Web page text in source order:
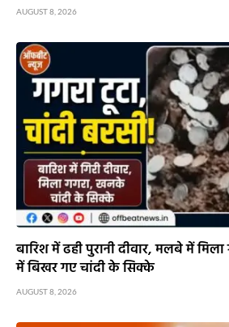
AUGUST 8, 2026
बारिश में ढही पुरानी दीवार, मलबे में
में बिखर गए चांदी के सिक्के
AUGUST 8, 2026